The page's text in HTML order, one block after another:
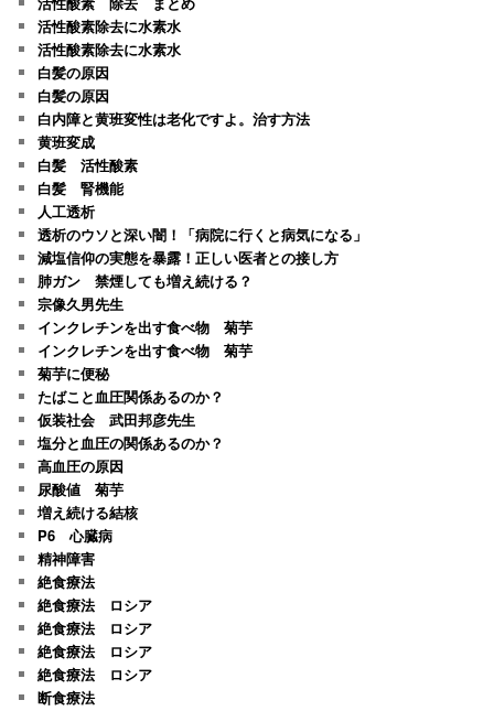
活性酸素除去に水素水
活性酸素除去に水素水
白髪の原因
白髪の原因
白内障と黄班変性は老化ですよ。治す方法
黄班変成
白髪 活性酸素
白髪 腎機能
人工透析
透析のウソと深い闇！「病院に行くと病気になる」
減塩信仰の実態を暴露！正しい医者との接し方
肺ガン 禁煙しても増え続ける？
宗像久男先生
インクレチンを出す食べ物 菊芋
インクレチンを出す食べ物 菊芋
菊芋に便秘
たばこと血圧関係あるのか？
仮装社会 武田邦彦先生
塩分と血圧の関係あるのか？
高血圧の原因
尿酸値 菊芋
増え続ける結核
P6 心臓病
精神障害
絶食療法
絶食療法 ロシア
絶食療法 ロシア
絶食療法 ロシア
絶食療法 ロシア
断食療法